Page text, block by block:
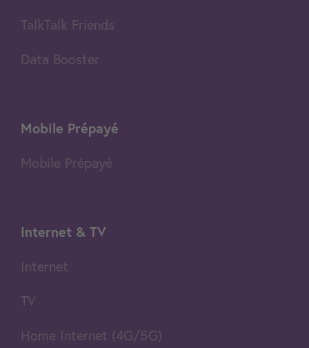
TalkTalk Friends
Data Booster
Mobile Prépayé
Mobile Prépayé
Internet & TV
Internet
TV
Home Internet (4G/5G)